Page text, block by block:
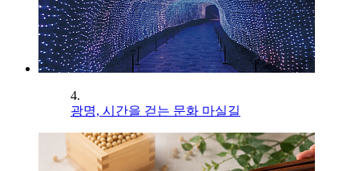
4.
광명, 시간을 걷는 문화 마실길